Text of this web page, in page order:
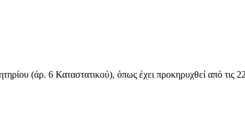
6 Καταστατικού), όπως έχει προκηρυχθεί από τις 22